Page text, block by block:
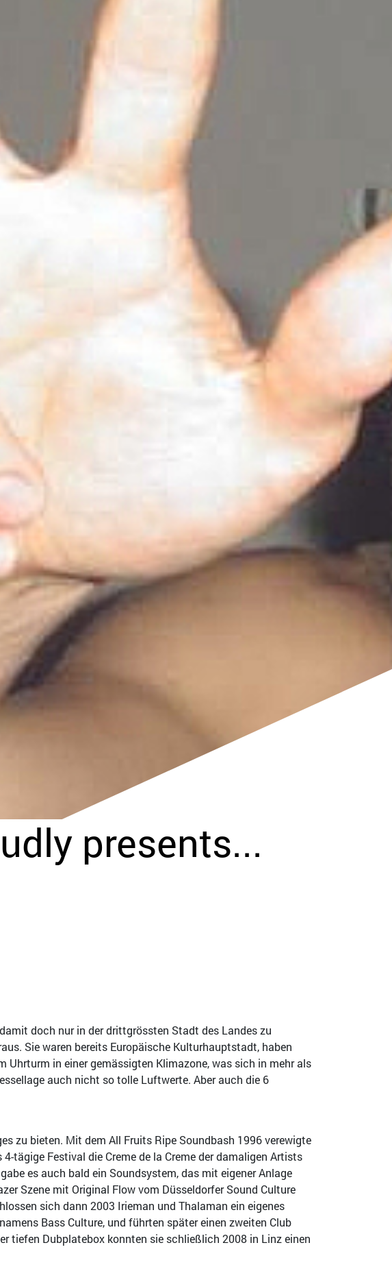
presents...
doch nur in der drittgrössten Stadt des Landes zu
Sie waren bereits Europäische Kulturhauptstadt, haben
Uhrturm in einer gemässigten Klimazone, was sich in mehr als
auch nicht so tolle Luftwerte. Aber auch die 6
zu bieten. Mit dem All Fruits Ripe Soundbash 1996 verewigte
tägige Festival die Creme de la Creme der damaligen Artists
es auch bald ein Soundsystem, das mit eigener Anlage
Szene mit Original Flow vom Düsseldorfer Sound Culture
sich dann 2003 Irieman und Thalaman ein eigenes
Bass Culture, und führten später einen zweiten Club
tiefen Dubplatebox konnten sie schließlich 2008 in Linz einen